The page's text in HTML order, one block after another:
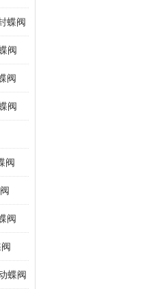
蝶阀
阀
阀
阀
阀
阀
蝶阀